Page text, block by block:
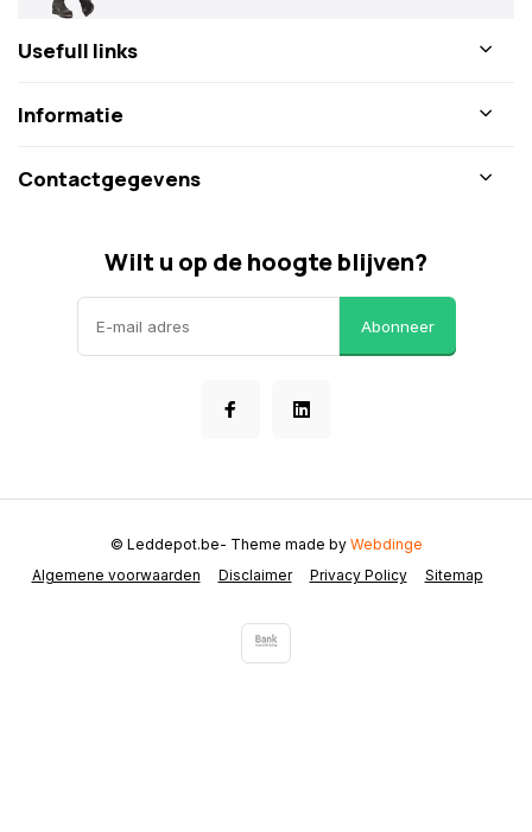
Usefull links
Informatie
Contactgegevens
Wilt u op de hoogte blijven?
Abonneer
Algemene voorwaarden Disclaimer Privacy Policy Sitemap
© Leddepot.be- Theme made by Webdinge